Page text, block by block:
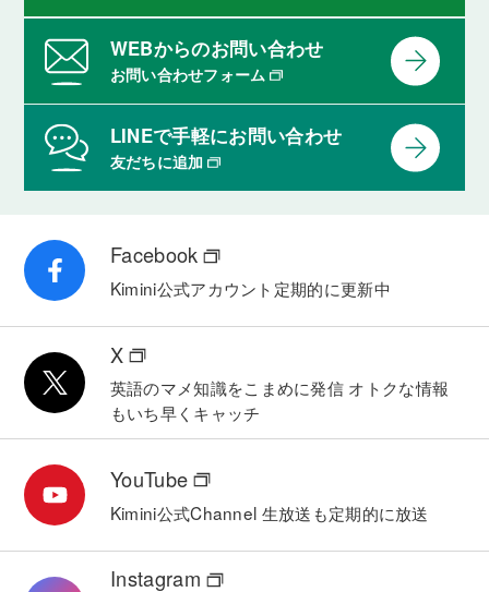
WEBからのお問い合わせ
お問い合わせフォーム
LINEで手軽にお問い合わせ
友だちに追加
Facebook
Kimini公式アカウント 定期的に更新中
X
英語のマメ知識をこまめに発信 オトクな情報
もいち早くキャッチ
YouTube
Kimini公式Channel 生放送も定期的に放送
Instagram